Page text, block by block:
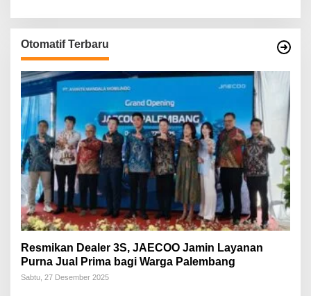
Otomatif Terbaru
Resmikan Dealer 3S, JAECOO Jamin Layanan
Purna Jual Prima bagi Warga Palembang
Sabtu, 27 Desember 2025